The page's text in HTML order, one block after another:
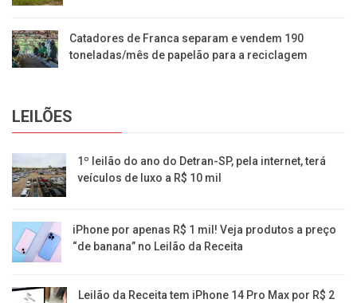
Catadores de Franca separam e vendem 190
toneladas/mês de papelão para a reciclagem
LEILÕES
1º leilão do ano do Detran-SP, pela internet, terá
veículos de luxo a R$ 10 mil
iPhone por apenas R$ 1 mil! Veja produtos a preço
“de banana” no Leilão da Receita
Leilão da Receita tem iPhone 14 Pro Max por R$ 2